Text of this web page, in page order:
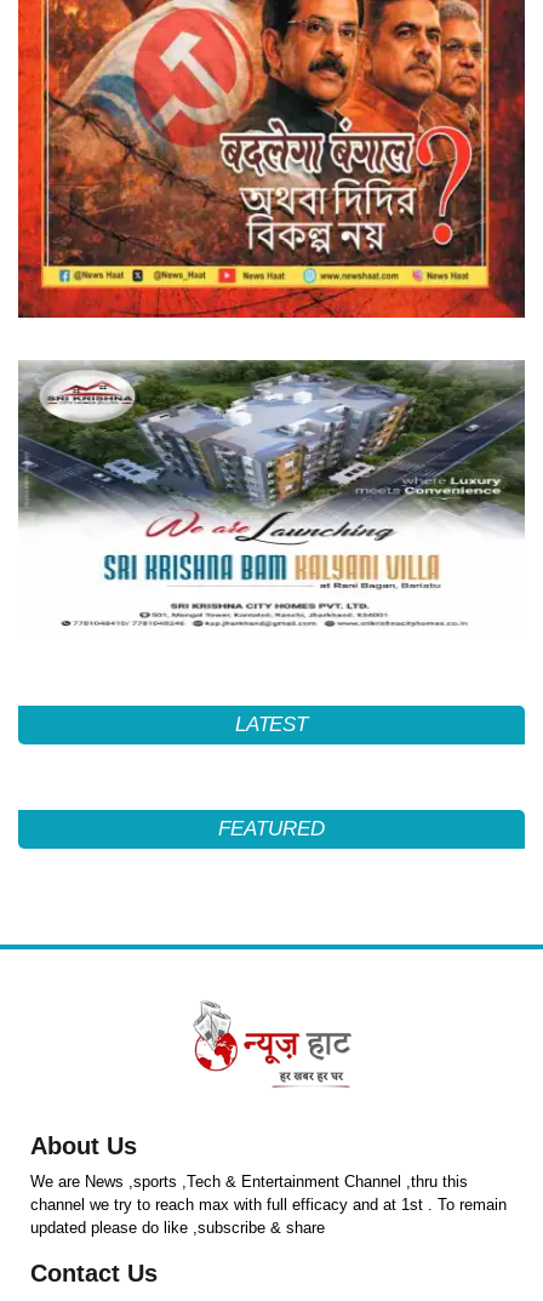
LATEST
FEATURED
About Us
We are News ,sports ,Tech & Entertainment Channel ,thru this
channel we try to reach max with full efficacy and at 1st . To remain
updated please do like ,subscribe & share
Contact Us